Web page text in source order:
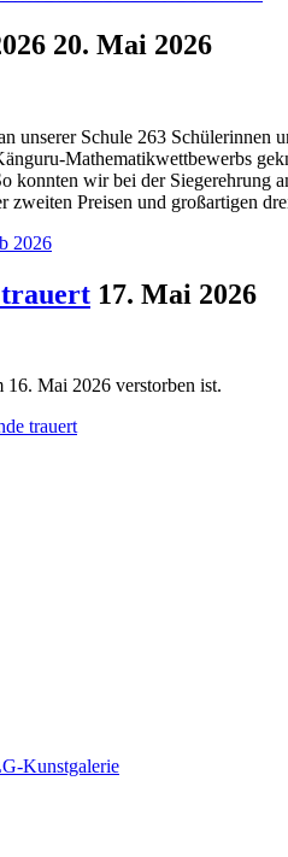
20. Mai 2026
unserer Schule 263 Schülerinnen
Mathematikwettbewerbs
konnten wir bei der Siegerehrung
zweiten Preisen und großartigen
2026
trauert 17. Mai 2026
16. Mai 2026 verstorben ist.
trauert